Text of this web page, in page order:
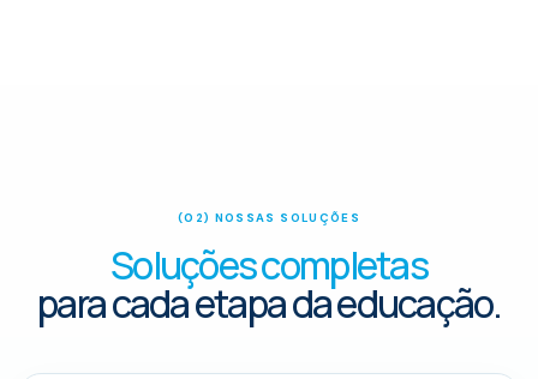
(02) NOSSAS SOLUÇÕES
Soluções completas
para cada etapa da educação.